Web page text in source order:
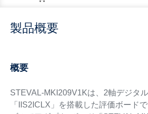
製品概要
概要
STEVAL-MKI209V1Kは、2軸デジタ
「IIS2ICLX」を搭載した評価ボード